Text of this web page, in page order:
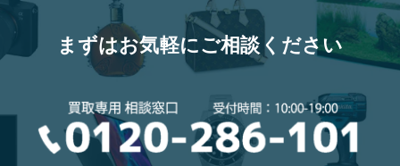
まずはお気軽にご相談ください